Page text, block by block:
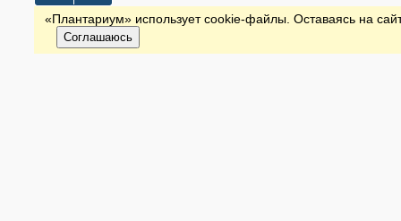
«Плантариум» использует cookie-файлы. Оставаясь на
Соглашаюсь